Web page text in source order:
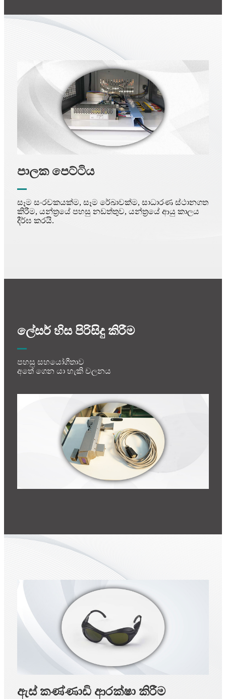
පාලක පෙට්ටිය
සෑම සංරචකයක්ම, සෑම රේඛාවක්ම, සාධාරණ ස්ථානගත
කිරීම, යන්ත්‍රයේ පහසු නඩත්තුව, යන්ත්‍රයේ ආයු කාලය
දීර්ඝ කරයි.
ලේසර් හිස පිරිසිදු කිරීම
පහසු සහයෝගීතාව
අතේ ගෙන යා හැකි චලනය
ඇස් කණ්ණාඩි ආරක්ෂා කිරීම